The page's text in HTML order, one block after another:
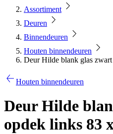
Assortiment
Deuren
Binnendeuren
Houten binnendeuren
Deur Hilde blank glas
Houten binnendeuren
Deur Hilde
opdek links 83